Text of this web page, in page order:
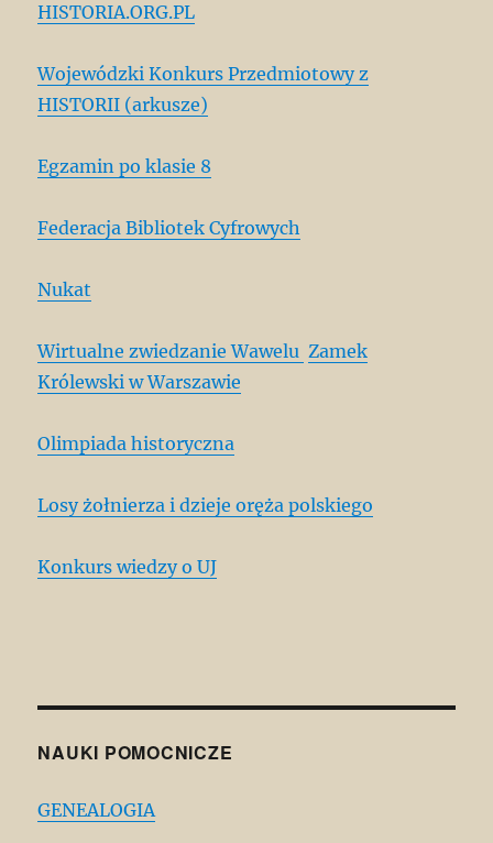
HISTORIA.ORG.PL
Wojewódzki Konkurs Przedmiotowy z
HISTORII (arkusze)
Egzamin po klasie 8
Federacja Bibliotek Cyfrowych
Nukat
Wirtualne zwiedzanie Wawelu Zamek
Królewski w Warszawie
Olimpiada historyczna
Losy żołnierza i dzieje oręża polskiego
Konkurs wiedzy o UJ
NAUKI POMOCNICZE
GENEALOGIA